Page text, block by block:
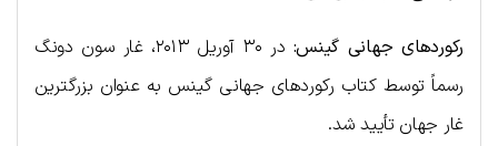
رکوردهای جهانی گینس:
در ۳۰ آوریل ۲۰۱۳، غار سون دونگ
رسماً توسط کتاب رکوردهای جهانی گینس به عنوان بزرگترین
غار جهان تأیید شد.